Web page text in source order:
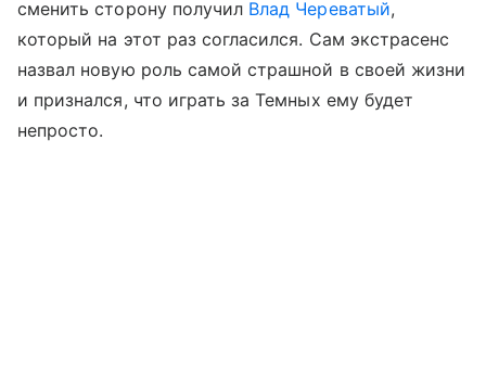
сменить сторону получил Влад Череватый,
который на этот раз согласился. Сам экстрасенс
назвал новую роль самой страшной в своей жизни
и признался, что играть за Темных ему будет
непросто.